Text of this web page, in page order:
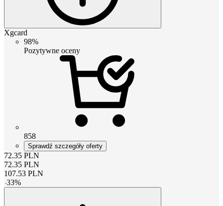
Xgcard
98%
Pozytywne oceny
858
Sprawdź szczegóły oferty
72.35 PLN
72.35 PLN
107.53 PLN
-33%